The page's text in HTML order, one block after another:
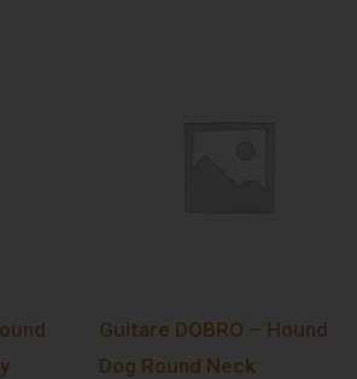
Guitare DOBRO – Hound
Dog Round Neck